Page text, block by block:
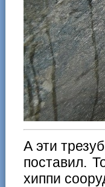
А эти
поставил.
хиппи